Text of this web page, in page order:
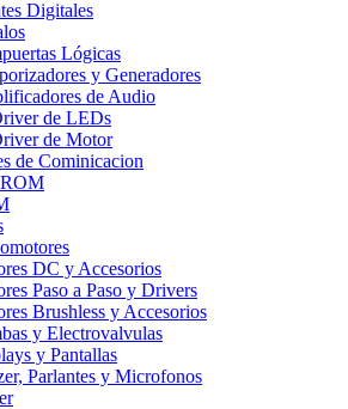
Digitales
Lógicas
y Generadores
de Audio
de LEDs
de Motor
de Cominicacion
DC y Accesorios
Paso a Paso y Drivers
Brushless y Accesorios
y Electrovalvulas
y Pantallas
Parlantes y Microfonos